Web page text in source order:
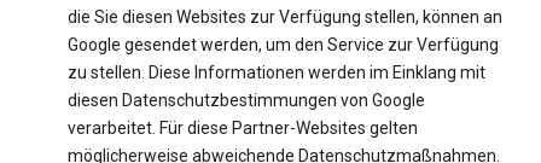
die Sie diesen Websites zur Verfügung stellen, können an
Google gesendet werden, um den Service zur Verfügung
zu stellen. Diese Informationen werden im Einklang mit
diesen Datenschutzbestimmungen von Google
verarbeitet. Für diese Partner-Websites gelten
möglicherweise abweichende Datenschutzmaßnahmen.